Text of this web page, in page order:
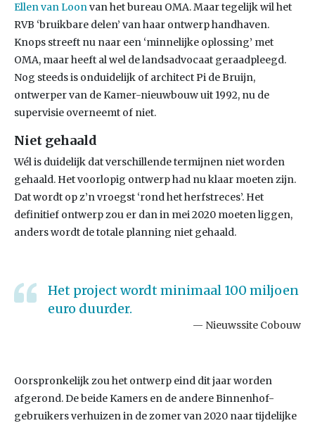
Ellen van Loonvan het bureau OMA. Maar tegelijk wil het
RVB ‘bruikbare delen’ van haar ontwerp handhaven.
Knops streeft nu naar een ‘minnelijke oplossing’ met
OMA, maar heeft al wel de landsadvocaat geraadpleegd.
Nog steeds is onduidelijk of architect Pi de Bruijn,
ontwerper van de Kamer-nieuwbouw uit 1992, nu de
supervisie overneemt of niet.
Niet gehaald
Wél is duidelijk dat verschillende termijnen niet worden
gehaald. Het voorlopig ontwerp had nu klaar moeten zijn.
Dat wordt op z’n vroegst ‘rond het herfstreces’. Het
definitief ontwerp zou er dan in mei 2020 moeten liggen,
anders wordt de totale planning niet gehaald.
Het project wordt minimaal 100 miljoen
euro duurder.
Nieuwssite Cobouw
Oorspronkelijk zou het ontwerp eind dit jaar worden
afgerond. De beide Kamers en de andere Binnenhof-
gebruikers verhuizen in de zomer van 2020 naar tijdelijke